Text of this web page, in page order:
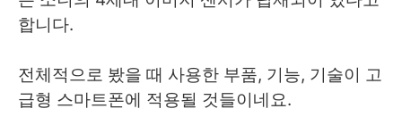
합니다.
전체적으로 봤을 때 사용한 부품, 기능, 기술이 고
급형 스마트폰에 적용될 것들이네요.